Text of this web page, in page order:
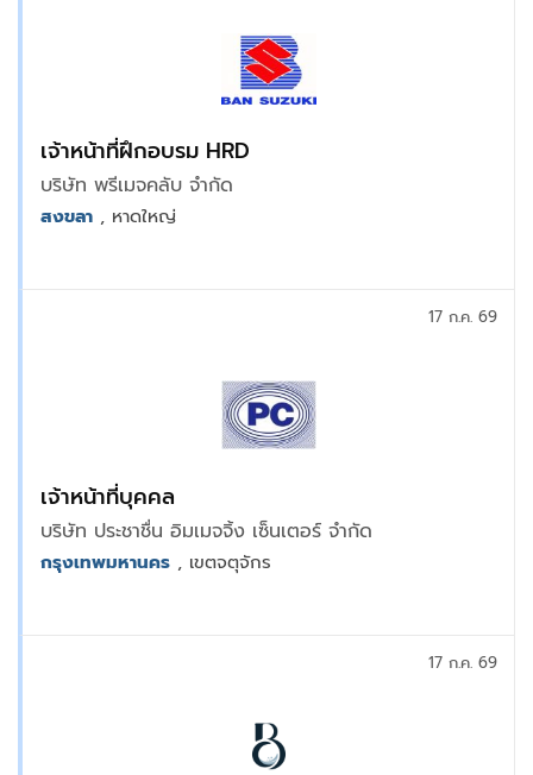
เจ้าหน้าที่ฝึกอบรม HRD
บริษัท พรีเมจคลับ จำกัด
สงขลา , หาดใหญ่
เจ้าหน้าที่บุคคล
บริษัท ประชาชื่น อิมเมจจิ้ง เซ็นเตอร์ จำกัด
17 ก.ค. 69
กรุงเทพมหานคร , เขตจตุจักร
17 ก.ค. 69